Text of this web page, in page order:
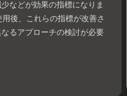
などが効果の指標になりま
後、これらの指標が改善さ
るアプローチの検討が必要